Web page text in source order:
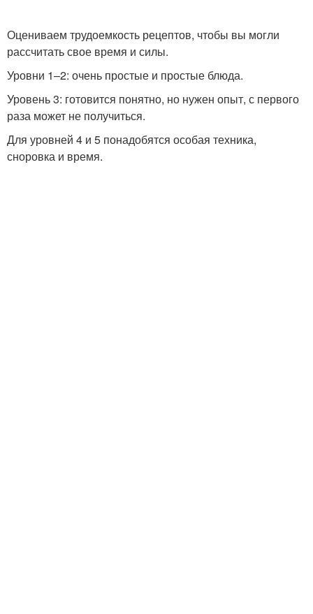
Оцениваем трудоемкость рецептов, чтобы вы могли
рассчитать свое время и силы.
Уровни 1–2: очень простые и простые блюда.
Уровень 3: готовится понятно, но нужен опыт, с первого
раза может не получиться.
Для уровней 4 и 5 понадобятся особая техника,
сноровка и время.